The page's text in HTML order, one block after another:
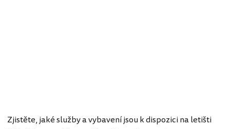
Zjistěte, jaké služby a vybavení jsou k dispozici na letišti